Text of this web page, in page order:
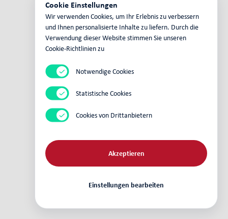
Cookie Einstellungen
Wir verwenden Cookies, um Ihr Erlebnis zu verbessern
und Ihnen personalisierte Inhalte zu liefern. Durch die
Verwendung dieser Website stimmen Sie unseren
Cookie-Richtlinien zu
Notwendige Cookies
Statistische Cookies
Cookies von Drittanbietern
Akzeptieren
Einstellungen bearbeiten